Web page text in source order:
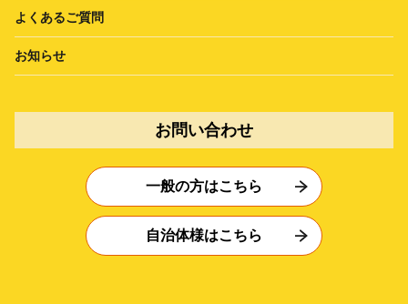
よくあるご質問
お知らせ
お問い合わせ
一般の方はこちら
自治体様はこちら